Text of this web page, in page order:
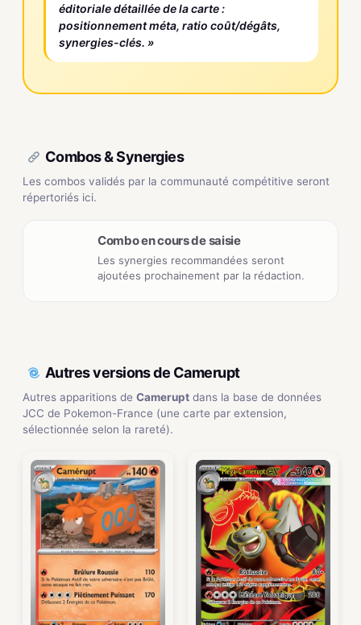
éditoriale détaillée de la carte :
positionnement méta, ratio coût/dégâts,
synergies-clés. »
Combos & Synergies
Les combos validés par la communauté compétitive seront
répertoriés ici.
Combo en cours de saisie
Les synergies recommandées seront
ajoutées prochainement par la rédaction.
Autres versions de Camerupt
Autres apparitions de Camerupt dans la base de données
JCC de Pokemon-France (une carte par extension,
sélectionnée selon la rareté).